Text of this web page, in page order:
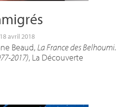
avril 2018
Beaud,La France des Belhoumi.
2017), La Découverte